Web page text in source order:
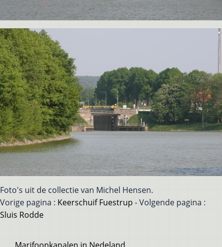
Foto's uit de collectie van Michel Hensen.
Vorige pagina : Keerschuif Fuestrup - Volgende pagina :
Sluis Rodde
Voet